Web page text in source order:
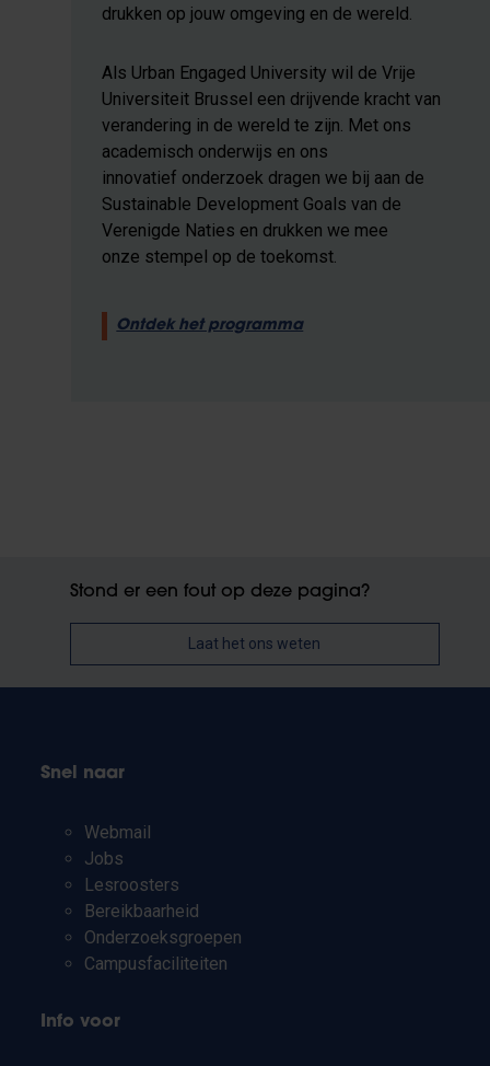
drukken op jouw omgeving en de wereld.
Als Urban Engaged University wil de Vrije
Universiteit Brussel een drijvende kracht van
verandering in de wereld te zijn. Met ons
academisch onderwijs en ons
innovatief onderzoek dragen we bij aan de
Sustainable Development Goals van de
Verenigde Naties en drukken we mee
onze stempel op de toekomst.
Ontdek het programma
Stond er een fout op deze pagina?
Laat het ons weten
Snel naar
Webmail
Jobs
Lesroosters
Bereikbaarheid
Onderzoeksgroepen
Campusfaciliteiten
Info voor